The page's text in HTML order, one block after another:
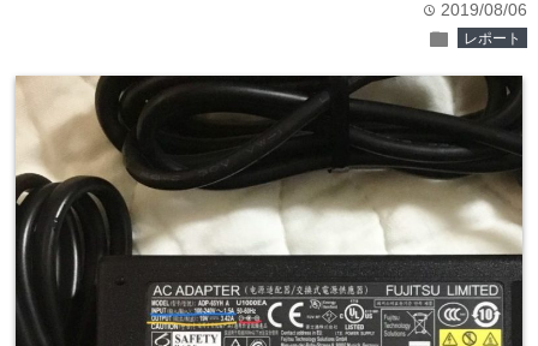
time 2019/08/06
folder レポート